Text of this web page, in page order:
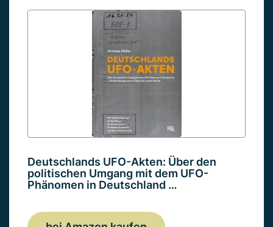
Deutschlands UFO-Akten: Über den
politischen Umgang mit dem UFO-
Phänomen in Deutschland …